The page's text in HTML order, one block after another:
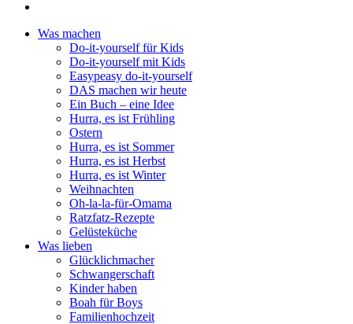
Was machen
Do-it-yourself für Kids
Do-it-yourself mit Kids
Easypeasy do-it-yourself
DAS machen wir heute
Ein Buch – eine Idee
Hurra, es ist Frühling
Ostern
Hurra, es ist Sommer
Hurra, es ist Herbst
Hurra, es ist Winter
Weihnachten
Oh-la-la-für-Omama
Ratzfatz-Rezepte
Gelüsteküche
Was lieben
Glücklichmacher
Schwangerschaft
Kinder haben
Boah für Boys
Familienhochzeit